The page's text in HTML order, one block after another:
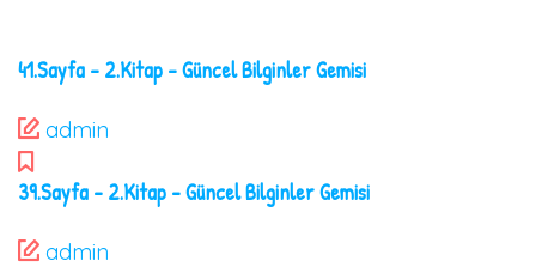
41.Sayfa – 2.Kitap – Güncel Bilginler Gemisi
admin
39.Sayfa – 2.Kitap – Güncel Bilginler Gemisi
admin